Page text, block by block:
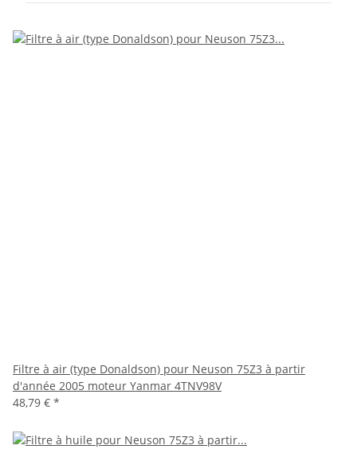
Filtre à air (type Donaldson) pour Neuson 75Z3 à partir
d'année 2005 moteur Yanmar 4TNV98V
48,79 € *